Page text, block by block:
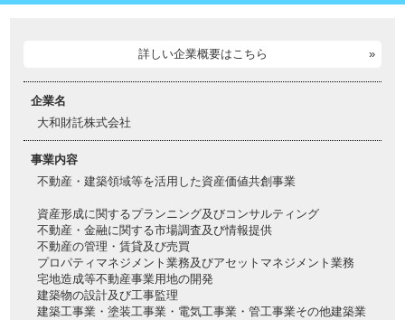
詳しい企業概要はこちら
企業名
大和財託株式会社
事業内容
不動産・建築領域等を活用した資産価値共創事業
資産形成に関するプランニング及びコンサルティング
不動産・金融に関する市場調査及び情報提供
不動産の管理・賃貸及び売買
プロパティマネジメント業務及びアセットマネジメント業務
宅地造成等不動産事業用地の開発
建築物の設計及び工事監理
建築工事業・塗装工事業・電気工事業・管工事業その他建築業